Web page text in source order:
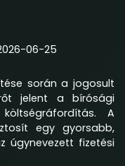
06-25
során a jogosult
jelent a bírósági
A
egy gyorsabb,
úgynevezett fizetési